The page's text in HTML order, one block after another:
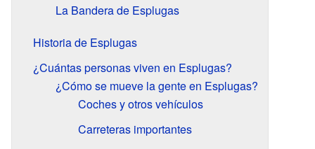
La Bandera de Esplugas
Historia de Esplugas
¿Cuántas personas viven en Esplugas?
¿Cómo se mueve la gente en Esplugas?
Coches y otros vehículos
Carreteras importantes